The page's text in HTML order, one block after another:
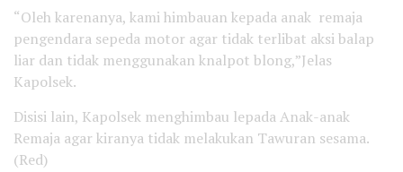
“Oleh karenanya, kami himbauan kepada anak remaja
pengendara sepeda motor agar tidak terlibat aksi balap
liar dan tidak menggunakan knalpot blong,”Jelas
Kapolsek.
Disisi lain, Kapolsek menghimbau lepada Anak-anak
Remaja agar kiranya tidak melakukan Tawuran sesama.
(Red)